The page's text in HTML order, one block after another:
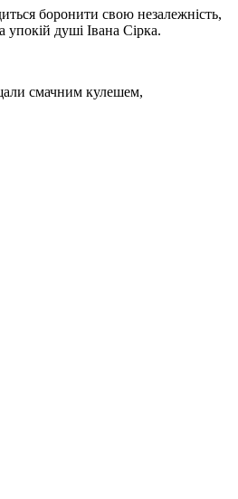
боронити свою незалежність,
душі Івана Сірка.
смачним кулешем,